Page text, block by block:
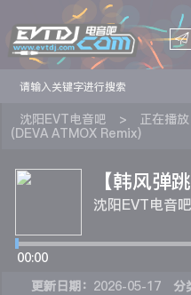

沈阳EVT电音吧 > 正在播放
(DEVA ATMOX Remix)
【韩风弹
(DEVA
沈阳EVT电音吧
00:00
更新日期： 2026-05-17 分